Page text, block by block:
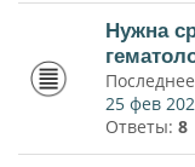
Нужна
25 фев
Ответы: 8